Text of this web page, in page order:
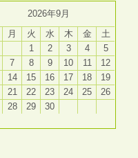
2026年9月
月 火 水 木 金
土
1
2 3 4
5
7 8 9 10 11
12
14 15 16 17 18
19
21 22 23 24 25
26
28 29 30